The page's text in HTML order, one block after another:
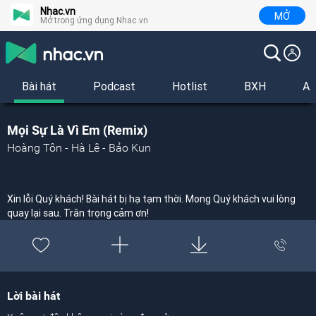
Nhac.vn
Mở trong ứng dụng Nhac.vn MỞ
Bài hát Podcast Hotlist BXH
Mọi Sự Là Vì Em (Remix)
Hoàng Tôn - Hà Lê - Bảo Kun
Xin lỗi Quý khách! Bài hát bị hạ tạm thời. Mong Quý khách vui lòng
quay lại sau. Trân trọng cảm ơn!
Lời bài hát